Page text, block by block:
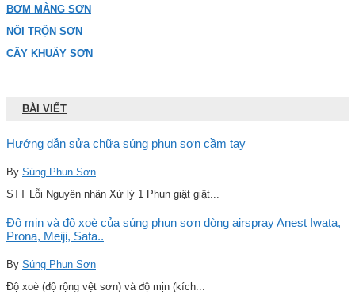
BƠM MÀNG SƠN
NỒI TRỘN SƠN
CÂY KHUẤY SƠN
BÀI VIẾT
Hướng dẫn sửa chữa súng phun sơn cầm tay
By Súng Phun Sơn
STT Lỗi Nguyên nhân Xử lý 1 Phun giật giật...
Độ mịn và độ xoè của súng phun sơn dòng airspray Anest Iwata,
Prona, Meiji, Sata..
By Súng Phun Sơn
Độ xoè (độ rộng vệt sơn) và độ mịn (kích...